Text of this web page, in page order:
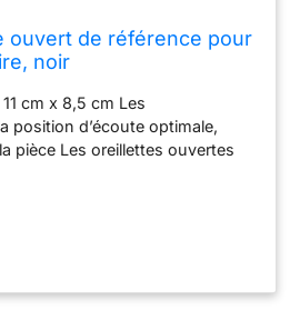
ouvert de référence pour
noir
cm x 8,5 cm Les
position d’écoute optimale,
pièce Les oreillettes ouvertes
Portée de limite inférieure
Casque HD 560S, câble
guide rapide et guide de
pression acoustique élevé.
pour un confort de port